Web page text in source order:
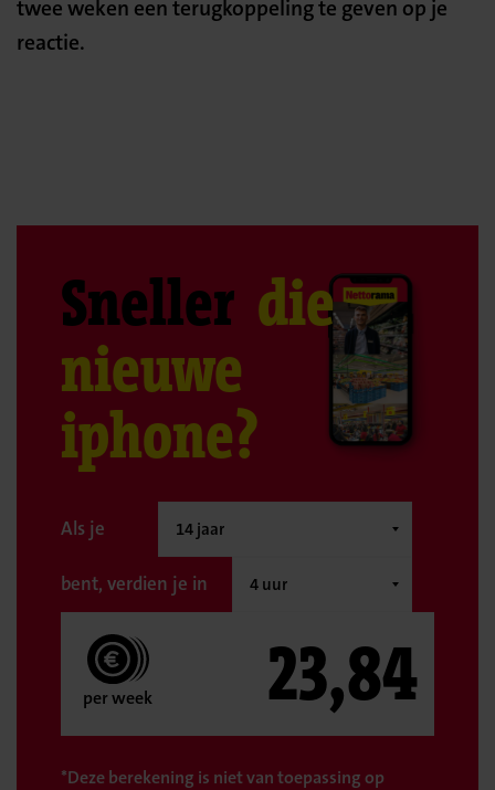
twee weken een terugkoppeling te geven op je
reactie.
Sneller die
nieuwe
iphone?
Als je
bent, verdien je in
per week 23,84
*Deze berekening is niet van toepassing op